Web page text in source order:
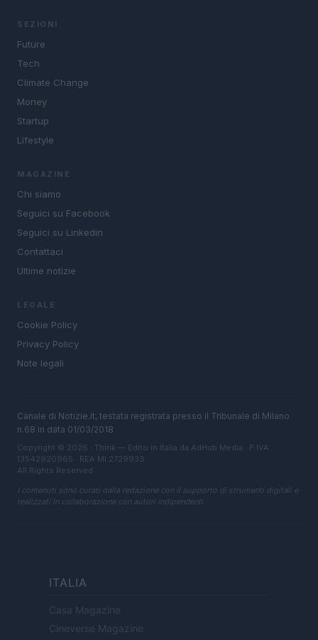
SEZIONI
Future
Tech
Climate Change
Money
Startup
Lifestyle
MAGAZINE
Chi siamo
Seguici su Facebook
Seguici su Linkedin
Contattaci
Ultime notizie
LEGALE
Cookie Policy
Privacy Policy
Note legali
Canale di Notizie.it, testata registrata presso il Tribunale di Milano
n.68 in data 01/03/2018
Copyright © 2026 · Think — Edito in Italia da AdHub Media · P.IVA
13542920965 · REA MI 2729933
All Rights Reserved
I contenuti sono curati dalla redazione con il supporto di strumenti digitali e
realizzati in collaborazione con autori indipendenti.
ITALIA
Casa Magazine
Cineverse Magazine